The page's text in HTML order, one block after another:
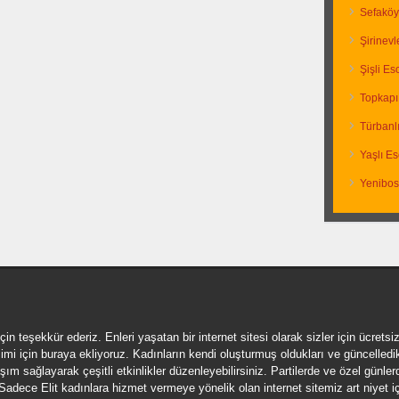
Şişli
Yaşlı
teşekkür ederiz. Enleri yaşatan bir internet sitesi olarak sizler için
için buraya ekliyoruz. Kadınların kendi oluşturmuş oldukları ve
sağlayarak çeşitli etkinlikler düzenleyebilirsiniz. Partilerde ve özel
Elit kadınlara hizmet vermeye yönelik olan internet sitemiz art niyet